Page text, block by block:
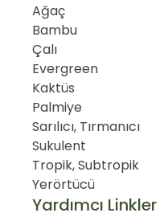
Ağaç
Bambu
Çalı
Evergreen
Kaktüs
Palmiye
Sarılıcı, Tırmanıcı
Sukulent
Tropik, Subtropik
Yerörtücü
Yardımcı Linkler